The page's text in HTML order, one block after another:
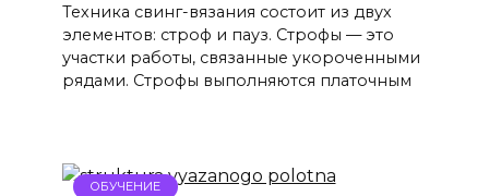
Техника свинг-вязания состоит из двух
элементов: строф и пауз. Строфы — это
участки работы, связанные укороченными
рядами. Строфы выполняются платочным
ОБУЧЕНИЕ